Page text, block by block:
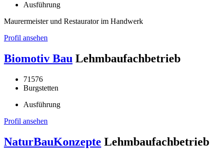
Ausführung
Maurermeister und Restaurator im Handwerk
Profil ansehen
Biomotiv Bau Lehmbaufachbetrieb
71576
Burgstetten
Ausführung
Profil ansehen
NaturBauKonzepte Lehmbaufachbetrieb